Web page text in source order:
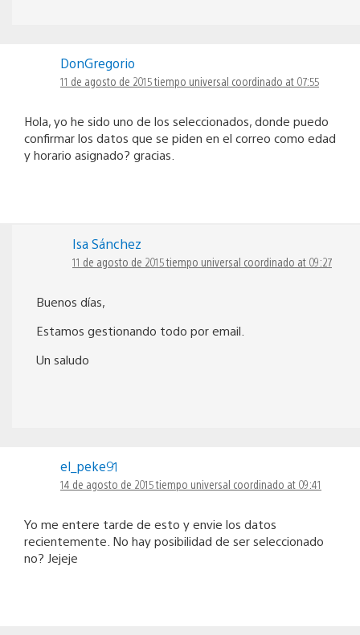
DonGregorio
11 de agosto de 2015 tiempo universal coordinado at 07:55
Hola, yo he sido uno de los seleccionados, donde puedo
confirmar los datos que se piden en el correo como edad
y horario asignado? gracias.
Isa Sánchez
11 de agosto de 2015 tiempo universal coordinado at 09:27
Buenos días,
Estamos gestionando todo por email.
Un saludo
el_peke91
14 de agosto de 2015 tiempo universal coordinado at 09:41
Yo me entere tarde de esto y envie los datos
recientemente. No hay posibilidad de ser seleccionado
no? Jejeje